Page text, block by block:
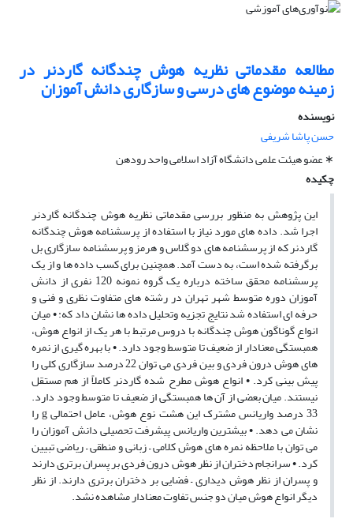
مطالعه مقدماتی نظریه هوش چندگانه گاردنر در
زمینه موضوع های درسی و سازگاری دانش آموزان
نویسنده
حسن پاشا شریفی
∗ عضو هیئت علمی دانشگاه آزاد اسلامی واحد رودهن
چکیده
این پژوهش به منظور بررسی مقدماتی نظریه هوش چندگانه گاردنر
اجرا شد. داده های مورد نیاز با استفاده از پرسشنامه هوش چندگانه
گاردنر که از پرسشنامه های دو گلاس و هرمز و پرسشنامه سازگاری بل
برگرفته شده است، به دست آمد. همچنین برای کسب داده ها و از یک
پرسشنامه محقق ساخته درباره یک گروه نمونه 120 نفری از دانش
آموزان دوره متوسط شهر تهران در رشته های متفاوت نظری و فنی و
حرفه ای استفاده شد نتایج تجزیه وتحلیل داده ها نشان داد که: • میان
انواع گوناگون هوش چندگانه با دروس مرتبط با هر یک از انواع هوش،
همبستگی معنادار از ضعیف تا متوسط وجود دارد. • با بهره گیری از نمره
های هوش درون فردی و بین فردی می توان 22 درصد سازگاری کلی را
پیش بینی کرد. • انواع هوش مطرح شده گاردنر کاملاً از هم مستقل
نیستند. میان بعضی از آن ها همبستگی از ضعیف تا متوسط وجود دارد.
33 درصد واریانس مشترک این هشت نوع هوش، عامل احتمالی g را
نشان می دهد. • بیشترین واریانس پیشرفت تحصیلی دانش آموزان را
می توان با ملاحظه نمره های هوش کلامی – زبانی و منطقی – ریاضی تبیین
کرد. • سرانجام دختران از نظر هوش درون فردی بر پسران برتری دارند
و پسران از نظر هوش دیداری – فضایی بر دختران برتری دارند. از نظر
دیگر انواع هوش میان دو جنس تفاوت معنادار مشاهده نشد.